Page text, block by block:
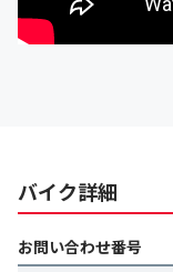
バイク詳細
お問い合わせ番号